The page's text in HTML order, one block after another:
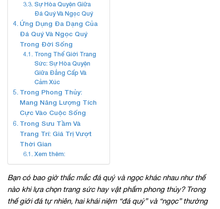
Sự Hòa Quyện Giữa
Đá Quý Và Ngọc Quý
Ứng Dụng Đa Dạng Của
Đá Quý Và Ngọc Quý
Trong Đời Sống
Trong Thế Giới Trang
Sức: Sự Hòa Quyện
Giữa Đẳng Cấp Và
Cảm Xúc
Trong Phong Thủy:
Mang Năng Lượng Tích
Cực Vào Cuộc Sống
Trong Sưu Tầm Và
Trang Trí: Giá Trị Vượt
Thời Gian
Xem thêm:
Bạn có bao giờ thắc mắc đá quý và ngọc khác nhau như thế
nào khi lựa chọn trang sức hay vật phẩm phong thủy? Trong
thế giới đá tự nhiên, hai khái niệm “đá quý” và “ngọc” thường